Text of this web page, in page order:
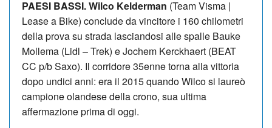
PAESI BASSI.Wilco Kelderman (Team Visma |
Lease a Bike) conclude da vincitore i 160 chilometri
della prova su strada lasciandosi alle spalle Bauke
Mollema (Lidl – Trek) e Jochem Kerckhaert (BEAT
CC p/b Saxo). Il corridore 35enne torna alla vittoria
dopo undici anni: era il 2015 quando Wilco si laureò
campione olandese della crono, sua ultima
affermazione prima di oggi.